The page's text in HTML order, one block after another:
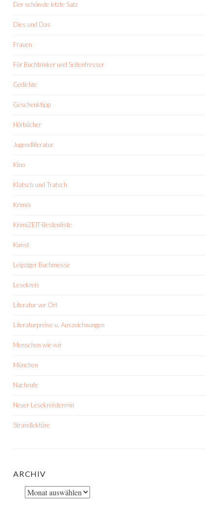
Der schönste letzte Satz
Dies und Das
Frauen
Für Buchtrinker und Seitenfresser
Gedichte
Geschenktipp
Hörbücher
Jugendliteratur
Kino
Klatsch und Tratsch
Krimis
KrimiZEIT-Bestenliste
Kunst
Leipziger Buchmesse
Lesekreis
Literatur vor Ort
Literaturpreise u. Auszeichnungen
Menschen wie wir
München
Nachrufe
Neuer Lesekreistermin
Strandlektüre
ARCHIV
Archiv